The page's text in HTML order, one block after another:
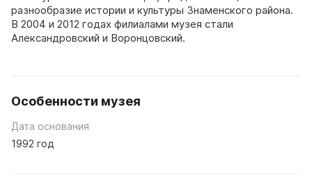
разнообразие истории и культуры Знаменского района.
В 2004 и 2012 годах филиалами музея стали
Александровский и Воронцовский.
Особенности музея
Дата основания
1992 год